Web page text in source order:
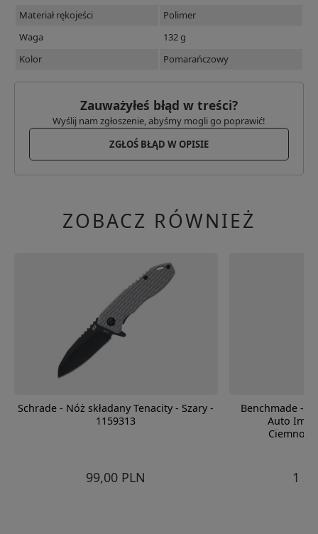
Materiał rękojeści
Polimer
Waga
132 g
Kolor
Pomarańczowy
Zauważyłeś błąd w treści?
Wyślij nam zgłoszenie, abyśmy mogli go poprawić!
ZGŁOŚ BŁĄD W OPISIE
ZOBACZ RÓWNIEŻ
Schrade - Nóż składany Tenacity - Szary -
1159313
99,00 PLN
Benchmade -
Auto
1